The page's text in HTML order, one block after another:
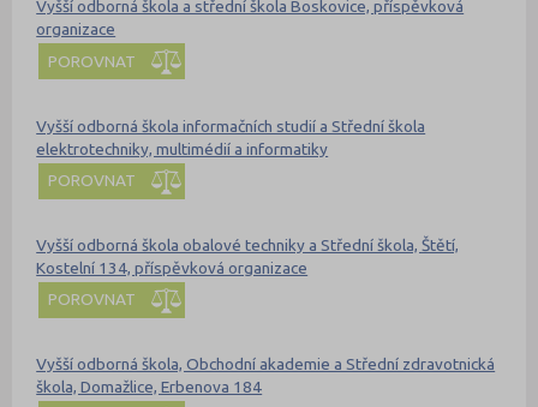
Vyšší odborná škola a střední škola Boskovice, příspěvková
organizace
POROVNAT
Vyšší odborná škola informačních studií a Střední škola
elektrotechniky, multimédií a informatiky
POROVNAT
Vyšší odborná škola obalové techniky a Střední škola, Štětí,
Kostelní 134, příspěvková organizace
POROVNAT
Vyšší odborná škola, Obchodní akademie a Střední zdravotnická
škola, Domažlice, Erbenova 184